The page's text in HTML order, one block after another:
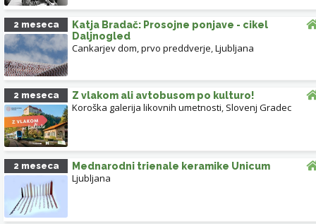
2 meseca
Katja Bradač: Prosojne ponjave - cikel
Daljnogled
Cankarjev dom, prvo preddverje,Ljubljana
2 meseca Z vlakom ali avtobusom po kulturo!
Koroška galerija likovnih umetnosti, Slovenj Gradec
2 meseca Mednarodni trienale keramike Unicum
Ljubljana